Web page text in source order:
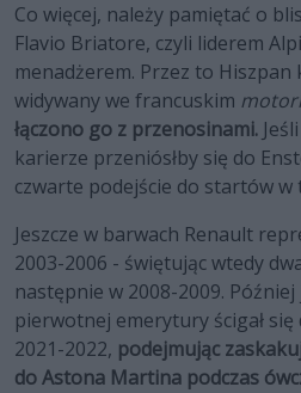
Co więcej, należy pamiętać o
Flavio Briatore, czyli liderem
menadżerem. Przez to
widywany we francuskim
łączono go z przenosinami.
karierze przeniósłby się do
czwarte podejście do startów w
Jeszcze w barwach Renault
2003-2006 - świętując wtedy
następnie w 2008-2009.
pierwotnej emerytury ścigał
2021-2022, podejmując
do Astona Martina podczas